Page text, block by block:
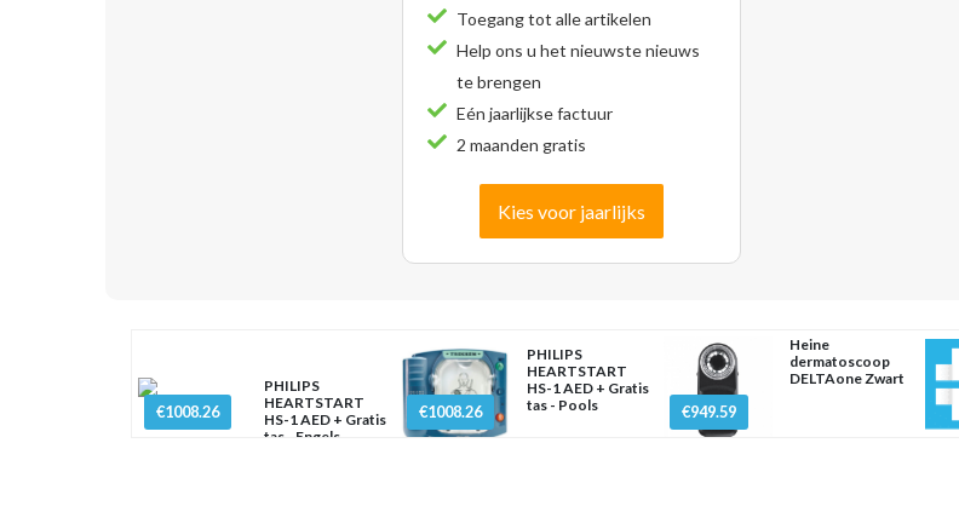
Toegang tot alle artikelen
Help ons u het nieuwste nieuws
te brengen
Eén jaarlijkse factuur
2 maanden gratis
Kies voor jaarlijks
€1008.26
PHILIPS
HEARTSTART
HS-1 AED + Gratis
tas - Engels
€1008.26
PHILIPS
HEARTSTART
HS-1 AED + Gratis
tas - Pools
€949.59
Heine
dermatoscoop
DELTAone Zwart